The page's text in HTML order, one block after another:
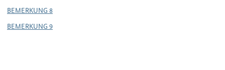
BEMERKUNG 8
BEMERKUNG 9